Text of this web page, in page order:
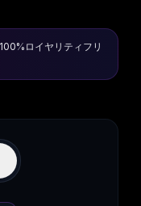
ロイヤリティフリ